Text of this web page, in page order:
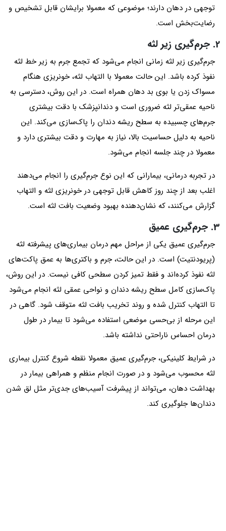
توجهی در دهان دارند؛ موضوعی که معمولا برایشان قابل تشخیص و
رضایت‌بخش است.
2. جرم‌گیری زیر لثه
جرم‌گیری زیر لثه زمانی انجام می‌شود که تجمع جرم به زیر خط لثه
نفوذ کرده باشد. این حالت معمولا با التهاب لثه، خونریزی هنگام
مسواک زدن یا بوی بد دهان همراه است. در این روش، دسترسی به
ناحیه عمقی‌تر لثه ضروری است و دندانپزشک با دقت بیشتری
جرم‌های چسبیده به سطح ریشه دندان را پاک‌سازی می‌کند. این
ناحیه به دلیل حساسیت بالا، نیاز به مهارت و دقت بیشتری دارد و
معمولا در چند جلسه انجام می‌شود.
در تجربه درمانی، بیمارانی که این نوع جرم‌گیری را انجام می‌دهند
اغلب بعد از چند روز کاهش قابل توجهی در خونریزی لثه و التهاب
گزارش می‌کنند، که نشان‌دهنده بهبود وضعیت بافت لثه است.
3. جرم‌گیری عمیق
جرم‌گیری عمیق یکی از مراحل مهم درمان بیماری‌های پیشرفته لثه
(پریودنتیت) است. در این حالت، جرم و باکتری‌ها به عمق پاکت‌های
لثه نفوذ کرده‌اند و فقط تمیز کردن سطحی کافی نیست. در این روش،
پاک‌سازی کامل سطح ریشه دندان و نواحی عمقی لثه انجام می‌شود
تا التهاب کنترل شده و روند تخریب بافت لثه متوقف شود. گاهی در
این مرحله از بی‌حسی موضعی استفاده می‌شود تا بیمار در طول
درمان احساس ناراحتی نداشته باشد.
در شرایط کلینیکی، جرم‌گیری عمیق معمولا نقطه شروع کنترل بیماری
لثه محسوب می‌شود و در صورت انجام منظم و همراهی بیمار در
بهداشت دهان، می‌تواند از پیشرفت آسیب‌های جدی‌تر مثل لق شدن
دندان‌ها جلوگیری کند.